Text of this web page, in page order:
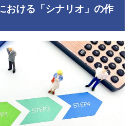
おける「シナリオ」の作